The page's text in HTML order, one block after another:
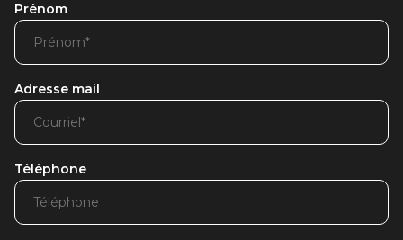
Prénom
Adresse mail
Téléphone